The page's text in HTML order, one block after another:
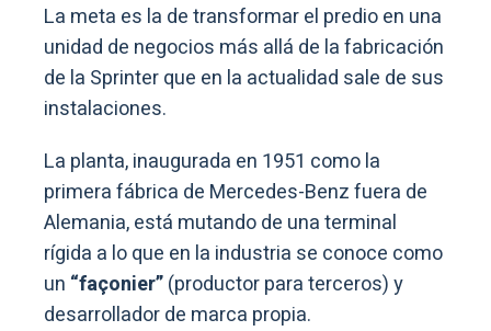
La meta es la de transformar el predio en una
unidad de negocios más allá de la fabricación
de la Sprinter que en la actualidad sale de sus
instalaciones.
La planta, inaugurada en 1951 como la
primera fábrica de Mercedes-Benz fuera de
Alemania, está mutando de una terminal
rígida a lo que en la industria se conoce como
un “façonier”(productor para terceros) y
desarrollador de marca propia.